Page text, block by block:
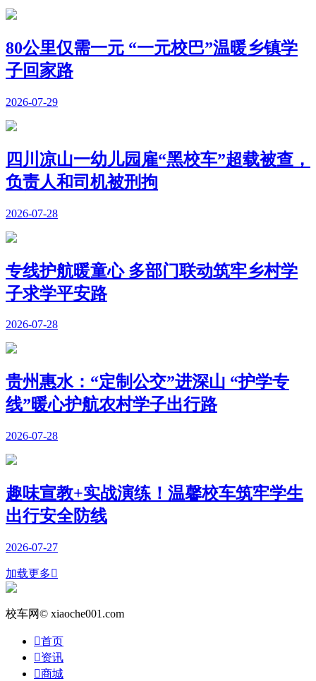
80公里仅需一元 “一元校巴”温暖乡镇学
子回家路
2026-07-29
四川凉山一幼儿园雇“黑校车”超载被查，
负责人和司机被刑拘
2026-07-28
专线护航暖童心 多部门联动筑牢乡村学
子求学平安路
2026-07-28
贵州惠水：“定制公交”进深山 “护学专
线”暖心护航农村学子出行路
2026-07-28
趣味宣教+实战演练！温馨校车筑牢学生
出行安全防线
2026-07-27
加载更多
校车网© xiaoche001.com
首页
资讯
商城